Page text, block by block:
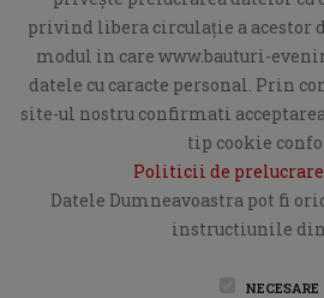
privind libera circulație a acestor
modul in care www.bauturi-
datele cu caracte personal. Prin
site-ul nostru confirmati
tip cookie
Politicii de
Datele Dumneavoastra pot fi
instructiunile
NECESARE